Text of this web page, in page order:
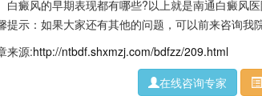
癜风的早期表现都有哪些?以上就是南通白癜风医
提示：如果大家还有其他的问题，可以前来咨询
来源:http://ntbdf.shxmzj.com/bdfzz/209.html
在线咨询专家